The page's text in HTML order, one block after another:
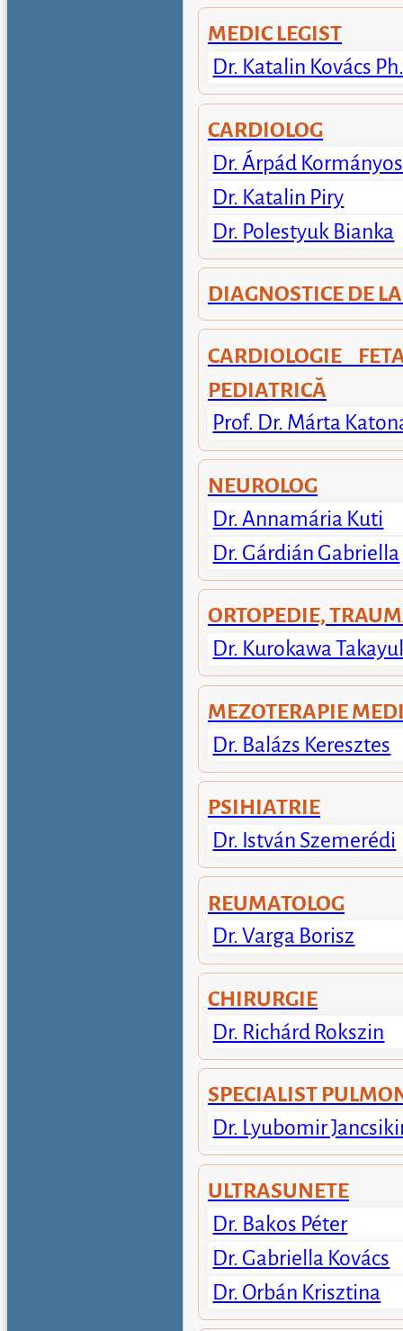
MEDIC LEGIST
Dr. Katalin Kovács
CARDIOLOG
Dr. Árpád Kormányos
Dr. Katalin Piry
Dr. Polestyuk Bianka
DIAGNOSTICE DE
CARDIOLOGIE
PEDIATRICĂ
Prof. Dr. Márta
NEUROLOG
Dr. Annamária Kuti
Dr. Gárdián Gabriella
ORTOPEDIE,
Dr. Kurokawa
MEZOTERAPIE
Dr. Balázs Keresztes
PSIHIATRIE
Dr. István Szemerédi
REUMATOLOG
Dr. Varga Borisz
CHIRURGIE
Dr. Richárd Rokszin
SPECIALIST
Dr. Lyubomir
ULTRASUNETE
Dr. Bakos Péter
Dr. Gabriella Kovács
Dr. Orbán Krisztina